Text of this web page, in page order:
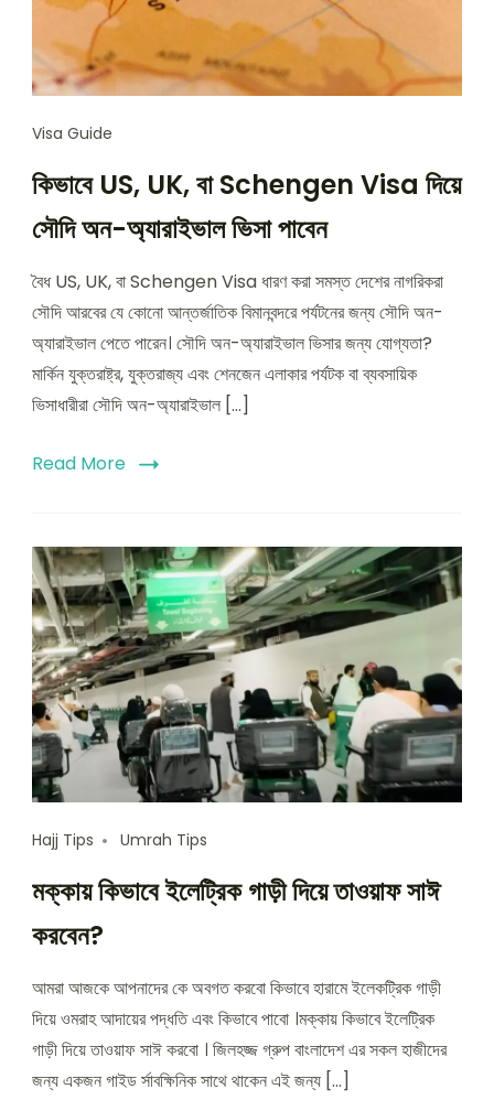
Visa Guide
কিভাবে US, UK, বা Schengen Visa দিয়ে
সৌদি অন-অ্যারাইভাল ভিসা পাবেন
বৈধ US, UK, বা Schengen Visa ধারণ করা সমস্ত দেশের নাগরিকরা
সৌদি আরবের যে কোনো আন্তর্জাতিক বিমানবন্দরে পর্যটনের জন্য সৌদি অন-
অ্যারাইভাল পেতে পারেন। সৌদি অন-অ্যারাইভাল ভিসার জন্য যোগ্যতা?
মার্কিন যুক্তরাষ্ট্র, যুক্তরাজ্য এবং শেনজেন এলাকার পর্যটক বা ব্যবসায়িক
ভিসাধারীরা সৌদি অন-অ্যারাইভাল […]
Read More
Hajj Tips Umrah Tips
মক্কায় কিভাবে ইলেট্রিক গাড়ী দিয়ে তাওয়াফ সাঈ
করবেন?
আমরা আজকে আপনাদের কে অবগত করবো কিভাবে হারামে ইলেকট্রিক গাড়ী
দিয়ে ওমরাহ আদায়ের পদ্ধতি এবং কিভাবে পাবো ।মক্কায় কিভাবে ইলেট্রিক
গাড়ী দিয়ে তাওয়াফ সাঈ করবো । জিলহজ্জ গ্রুপ বাংলাদেশ এর সকল হাজীদের
জন্য একজন গাইড র্সাবক্ষিনিক সাথে থাকেন এই জন্য […]